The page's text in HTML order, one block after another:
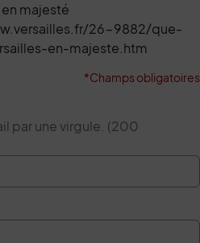
majesté
26-9882/que-
en-majeste.htm
*Champs obligatoires
par une virgule. (200